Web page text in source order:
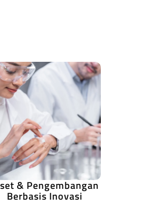
& Pengembangan
Berbasis Inovasi